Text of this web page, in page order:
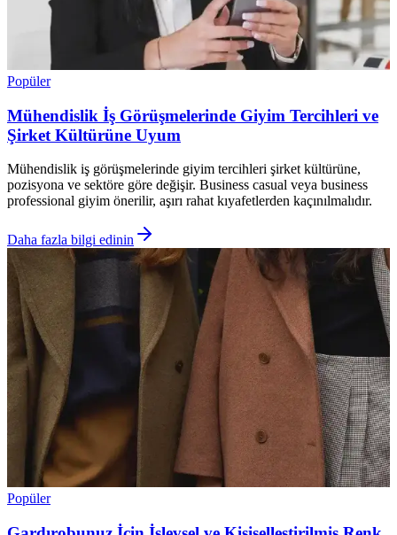
Popüler
Mühendislik İş Görüşmelerinde Giyim Tercihleri ve
Şirket Kültürüne Uyum
Mühendislik iş görüşmelerinde giyim tercihleri şirket kültürüne,
pozisyona ve sektöre göre değişir. Business casual veya business
professional giyim önerilir, aşırı rahat kıyafetlerden kaçınılmalıdır.
Daha fazla bilgi edinin
Popüler